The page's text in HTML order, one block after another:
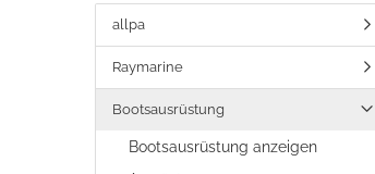
WINTERFEST MACHEN
allpa
Raymarine
Bootsausrüstung
Bootsausrüstung anzeigen